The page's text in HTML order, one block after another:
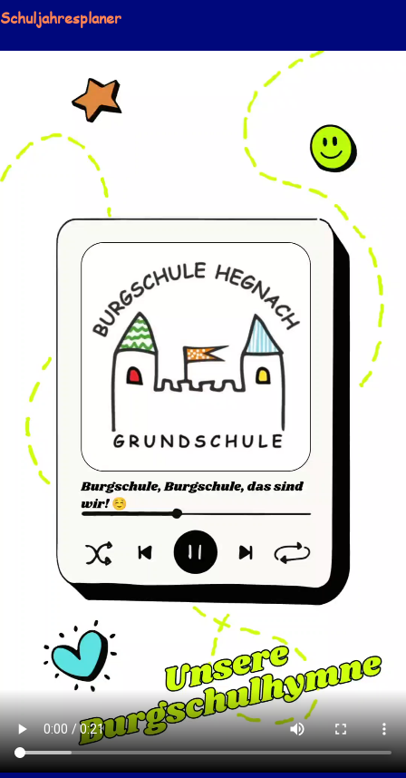
Schuljahresplaner